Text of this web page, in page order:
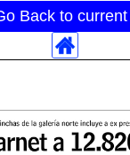
Back to
Rubros